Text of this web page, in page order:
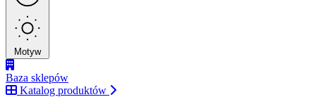
Motyw
Baza sklepów
Katalog produktów